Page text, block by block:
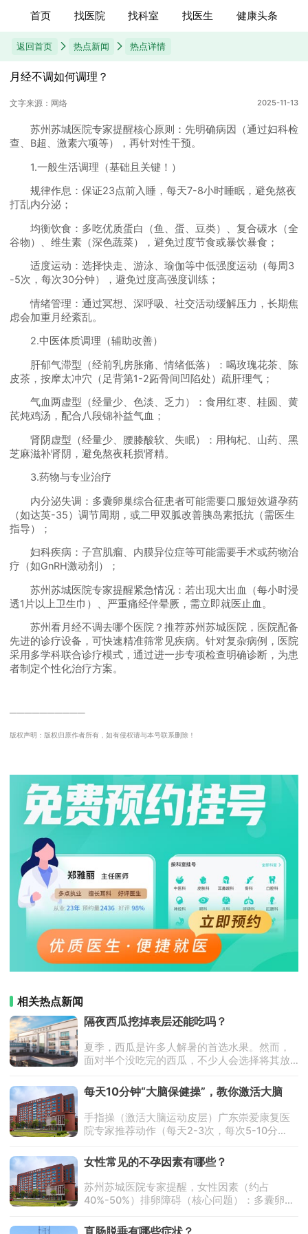
首页 找医院 找科室 找医生 健康头条
返回首页 热点新闻 热点详情
月经不调如何调理？
文字来源：网络 2025-11-13
苏州苏城医院专家提醒核心原则：先明确病因（通过妇科检
查、B超、激素六项等），再针对性干预。
1.一般生活调理（基础且关键！）
规律作息：保证23点前入睡，每天7-8小时睡眠，避免熬夜
打乱内分泌；
均衡饮食：多吃优质蛋白（鱼、蛋、豆类）、复合碳水（全
谷物）、维生素（深色蔬菜），避免过度节食或暴饮暴食；
适度运动：选择快走、游泳、瑜伽等中低强度运动（每周3
-5次，每次30分钟），避免过度高强度训练；
情绪管理：通过冥想、深呼吸、社交活动缓解压力，长期焦
虑会加重月经紊乱。
2.中医体质调理（辅助改善）
肝郁气滞型（经前乳房胀痛、情绪低落）：喝玫瑰花茶、陈
皮茶，按摩太冲穴（足背第1-2跖骨间凹陷处）疏肝理气；
气血两虚型（经量少、色淡、乏力）：食用红枣、桂圆、黄
芪炖鸡汤，配合八段锦补益气血；
肾阴虚型（经量少、腰膝酸软、失眠）：用枸杞、山药、黑
芝麻滋补肾阴，避免熬夜耗损肾精。
3.药物与专业治疗
内分泌失调：多囊卵巢综合征患者可能需要口服短效避孕药
（如达英-35）调节周期，或二甲双胍改善胰岛素抵抗（需医生
指导）；
妇科疾病：子宫肌瘤、内膜异位症等可能需要手术或药物治
疗（如GnRH激动剂）；
苏州苏城医院专家提醒紧急情况：若出现大出血（每小时浸
透1片以上卫生巾）、严重痛经伴晕厥，需立即就医止血。
苏州看月经不调去哪个医院？推荐苏州苏城医院，医院配备
先进的诊疗设备，可快速精准筛常见疾病。针对复杂病例，医院
采用多学科联合诊疗模式，通过进一步专项检查明确诊断，为患
者制定个性化治疗方案。
──────────
版权声明：版权归原作者所有，如有侵权请与本号联系删除！
相关热点新闻
隔夜西瓜挖掉表层还能吃吗？
夏季，西瓜是许多人解暑的首选水果。然而，
面对半个没吃完的西瓜，不少人会选择将其放
人会担心表面是否已经变质，并尝试通过挖掉
表层的方式来继续食用剩余部分。那么，
每天10分钟“大脑保健操”，教你激活大脑
手指操（激活大脑运动皮层）广东崇爱康复医
院专家推荐动作（每天2-3次，每次5-10分
手指，重点练习拇指单独画圈（激活左右脑协
调）。2.交叉拍
女性常见的不孕因素有哪些？
苏州苏城医院专家提醒，女性因素（约占
40%-50%）排卵障碍（核心问题）：多囊卵巢
成熟排卵，常伴月经不调、多毛、肥胖；卵巢